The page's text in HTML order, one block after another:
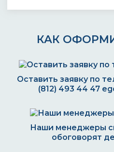
КАК
Оставить заявку по
(812) 493 44 47
Наши менеджеры
обоговорят